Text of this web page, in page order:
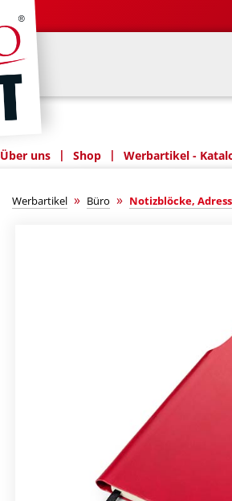
Über uns | Shop | Werbartikel -
Werbartikel » Büro » Notizblöcke,